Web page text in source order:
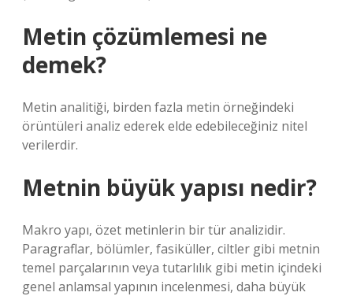
Metin çözümlemesi ne
demek?
Metin analitiği, birden fazla metin örneğindeki
örüntüleri analiz ederek elde edebileceğiniz nitel
verilerdir.
Metnin büyük yapısı nedir?
Makro yapı, özet metinlerin bir tür analizidir.
Paragraflar, bölümler, fasiküller, ciltler gibi metnin
temel parçalarının veya tutarlılık gibi metin içindeki
genel anlamsal yapının incelenmesi, daha büyük